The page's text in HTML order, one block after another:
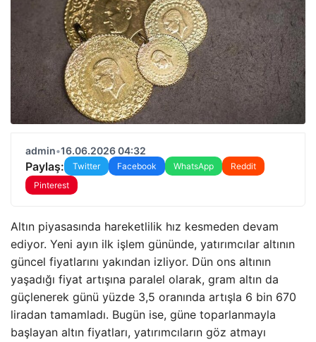
admin•16.06.2026 04:32
Paylaş: Twitter Facebook WhatsApp
Reddit
Pinterest
Altın piyasasında hareketlilik hız kesmeden devam
ediyor. Yeni ayın ilk işlem gününde, yatırımcılar altının
güncel fiyatlarını yakından izliyor. Dün ons altının
yaşadığı fiyat artışına paralel olarak, gram altın da
güçlenerek günü yüzde 3,5 oranında artışla 6 bin 670
liradan tamamladı. Bugün ise, güne toparlanmayla
başlayan altın fiyatları, yatırımcıların göz atmayı